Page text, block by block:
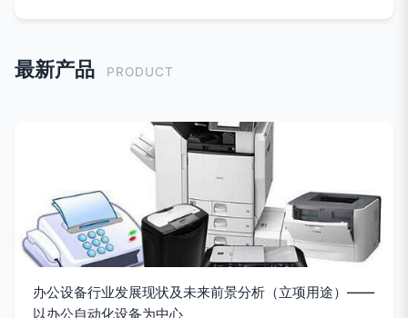
最新产品 PRODUCT
办公设备行业发展现状及未来前景分析（立项用途）——
以办公自动化设备为中心